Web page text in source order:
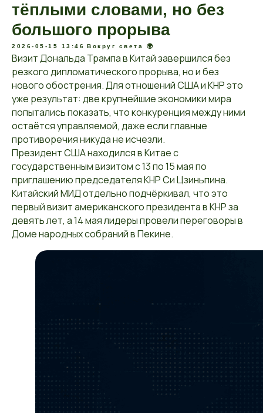
тёплыми словами, но без
большого прорыва
2026-05-15 13:46 Вокруг света 🌍
Визит Дональда Трампа в Китай завершился без
резкого дипломатического прорыва, но и без
нового обострения. Для отношений США и КНР это
уже результат: две крупнейшие экономики мира
попытались показать, что конкуренция между ними
остаётся управляемой, даже если главные
противоречия никуда не исчезли.
Президент США находился в Китае с
государственным визитом с 13 по 15 мая по
приглашению председателя КНР Си Цзиньпина.
Китайский МИД отдельно подчёркивал, что это
первый визит американского президента в КНР за
девять лет, а 14 мая лидеры провели переговоры в
Доме народных собраний в Пекине.